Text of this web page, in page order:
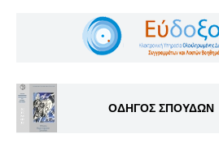
ΟΔΗΓΟΣ ΣΠΟΥΔΩΝ